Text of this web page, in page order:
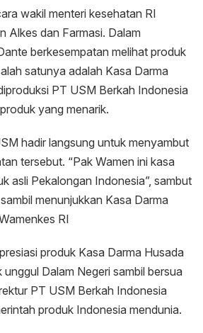
wakil menteri kesehatan RI
Alkes dan Farmasi. Dalam
berkesempatan melihat produk
satunya adalah Kasa Darma
PT USM Berkah Indonesia
yang menarik.
hadir langsung untuk menyambut
tersebut. “Pak Wamen ini kasa
asli Pekalongan Indonesia”, sambut
menunjukkan Kasa Darma
RI
produk Kasa Darma Husada
Dalam Negeri sambil bersua
PT USM Berkah Indonesia
produk Indonesia mendunia.